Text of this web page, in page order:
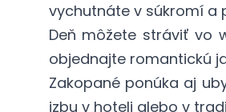
vychutnáte v súkromí a
Deň môžete stráviť vo
objednajte romantickú
Zakopané ponúka aj
izbu v hoteli alebo v